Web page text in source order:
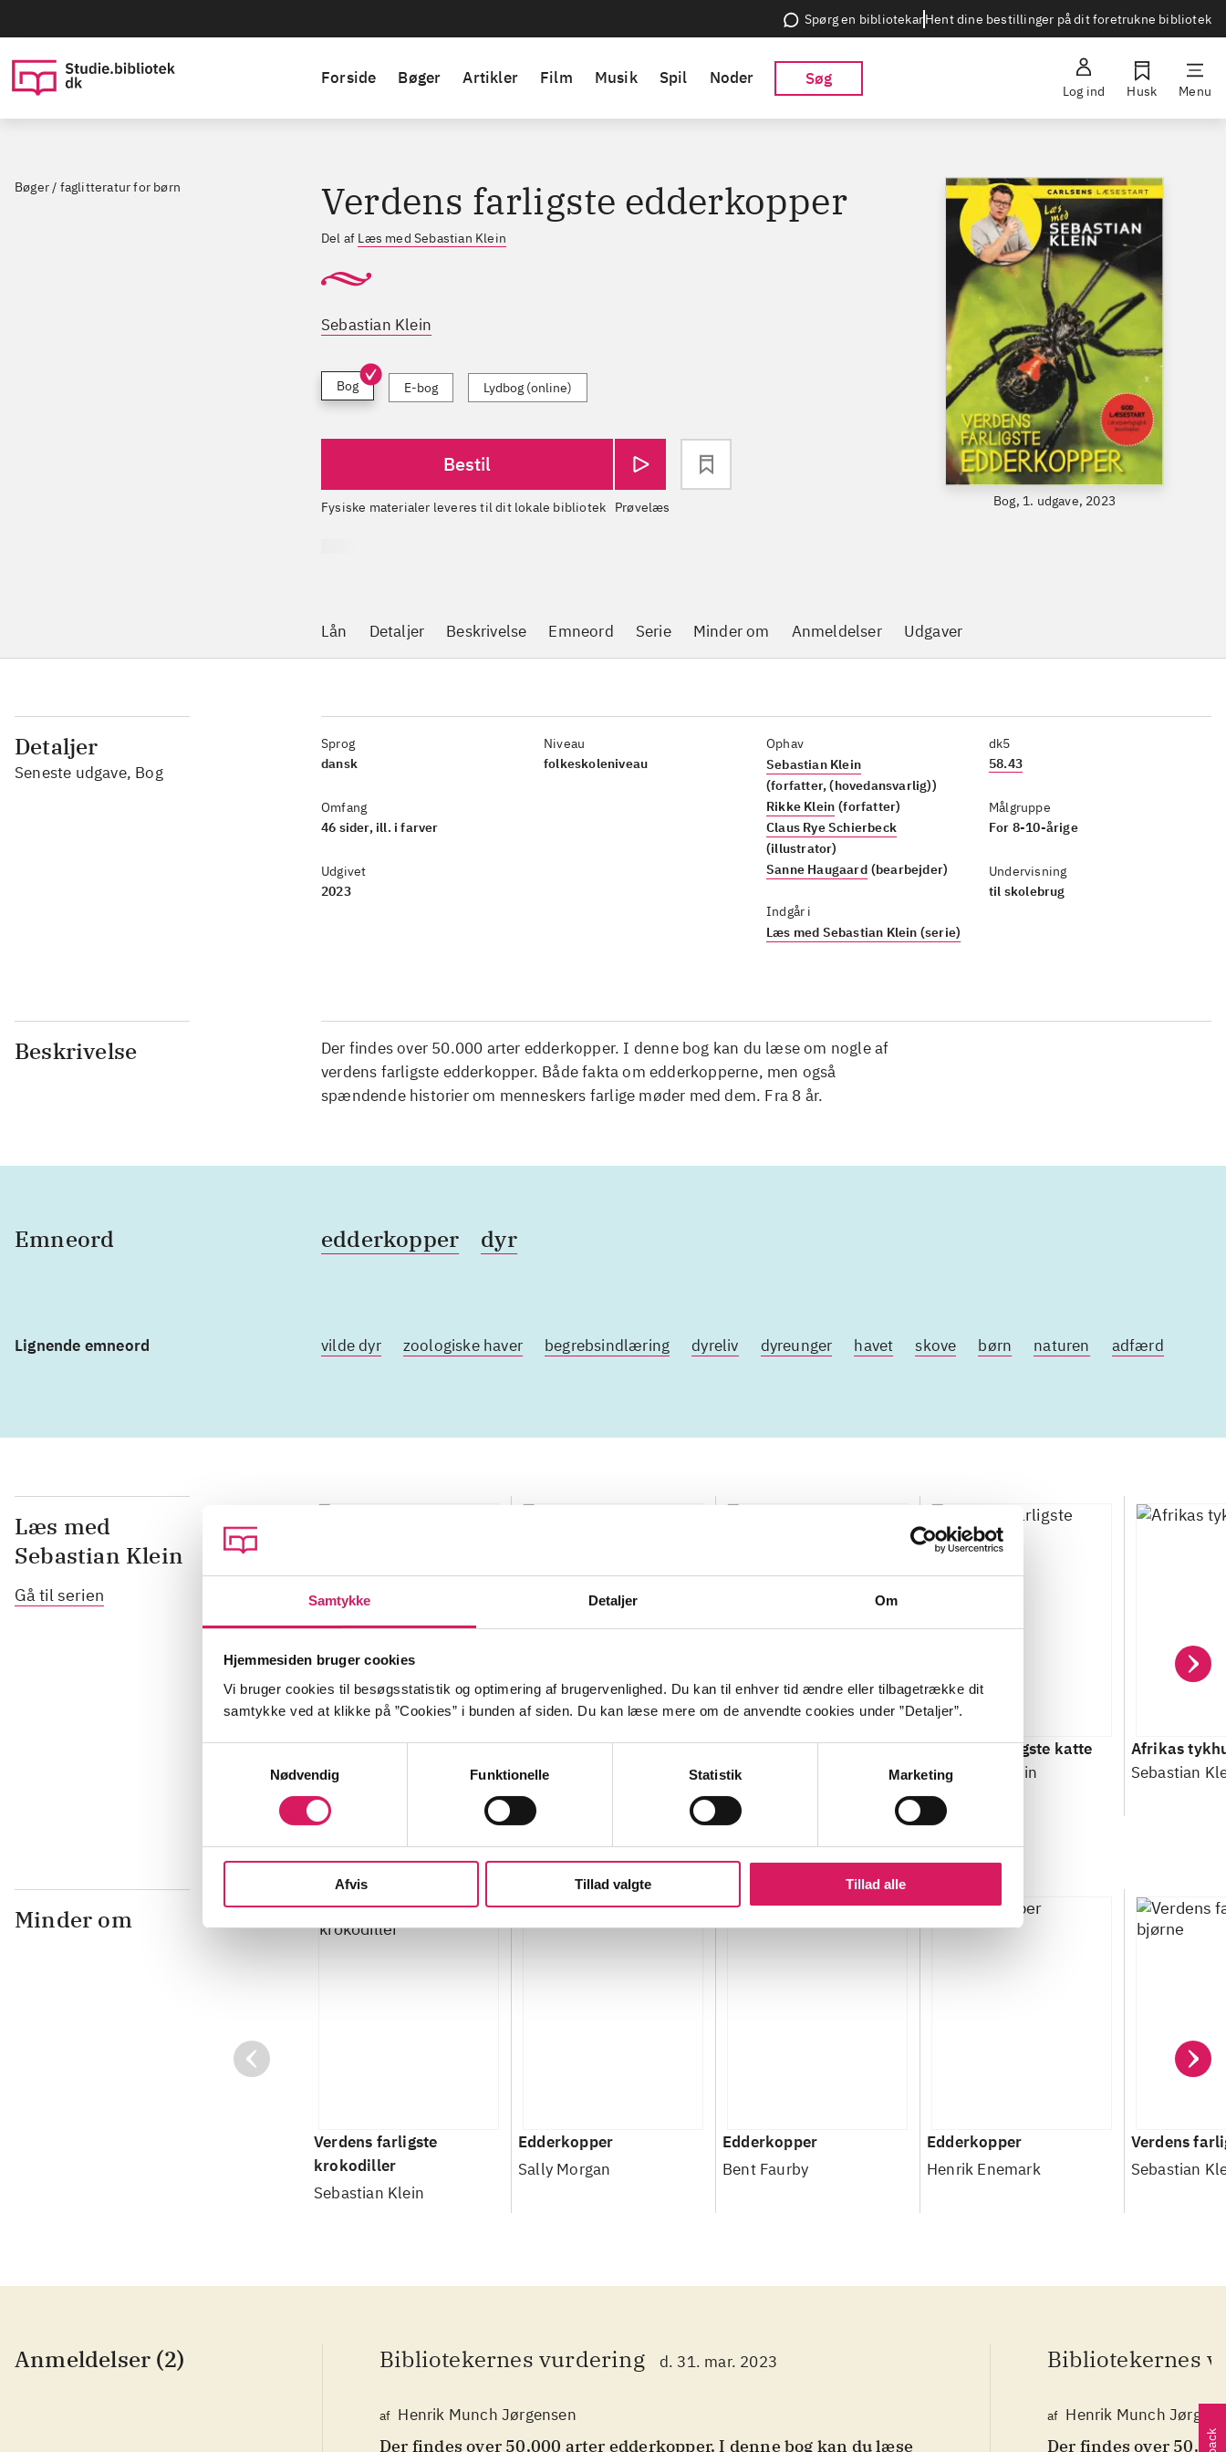
Samtykke Detaljer Om
Hjemmesiden bruger cookies
Vi bruger cookies til besøgsstatistik og optimering af brugervenlighed. Du kan til enhver tid ændre eller tilbagetrække dit
samtykke ved at klikke på ”Cookies” i bunden af siden. Du kan læse mere om de anvendte cookies under ”Detaljer”.
Nødvendig
Funktionelle Statistik Marketing
Afvis Tillad valgte Tillad alle
Spørg en bibliotekarHent dine bestillinger på dit foretrukne bibliotek
Forside Bøger Artikler Film Musik Spil Noder Søg
Log ind Husk Menu
Bøger / faglitteratur for børn
Bog, 1. udgave, 2023
Verdens farligste edderkopper
Del af Læs med Sebastian Klein
Sebastian Klein
Bog E-bog Lydbog (online)
Bestil
Prøvelæs
Fysiske materialer leveres til dit lokale bibliotek
Lån Detaljer Beskrivelse Emneord Serie Minder om Anmeldelser Udgaver
Detaljer
Seneste udgave, Bog
Sprog
dansk
Omfang
46 sider, ill. i farver
Udgivet
2023
Niveau
folkeskoleniveau
Ophav
Sebastian Klein
(forfatter, (hovedansvarlig))
Rikke Klein (forfatter)
Claus Rye Schierbeck
(illustrator)
Sanne Haugaard (bearbejder)
Indgår i
Læs med Sebastian Klein (serie)
dk5
58.43
Målgruppe
For 8-10-årige
Undervisning
til skolebrug
Beskrivelse
Der findes over 50.000 arter edderkopper. I denne bog kan du læse om nogle af
verdens farligste edderkopper. Både fakta om edderkopperne, men også
spændende historier om menneskers farlige møder med dem. Fra 8 år.
Emneord edderkopper dyr
Lignende emneord vilde dyr zoologiske haver begrebsindlæring dyreliv dyreunger havet skove børn naturen adfærd
Læs med
Sebastian Klein
Gå til serien
Verdens farligste slanger
Sebastian Klein
Komodovaranen
Sebastian Klein
Næbdyret
Sebastian Klein
Verdens farligste katte
Sebastian Klein
Afrikas
Sebastian
Minder om
Verdens farligste
krokodiller
Sebastian Klein
Edderkopper
Sally Morgan
Edderkopper
Bent Faurby
Edderkopper
Henrik Enemark
Verdens
Sebastian
Anmeldelser (2) Bibliotekernes vurdering d. 31. mar. 2023
af Henrik Munch Jørgensen
Der findes over 50.000 arter edderkopper. I denne bog kan du læse
Bibliotekernes
af Henrik Munch
Der findes over